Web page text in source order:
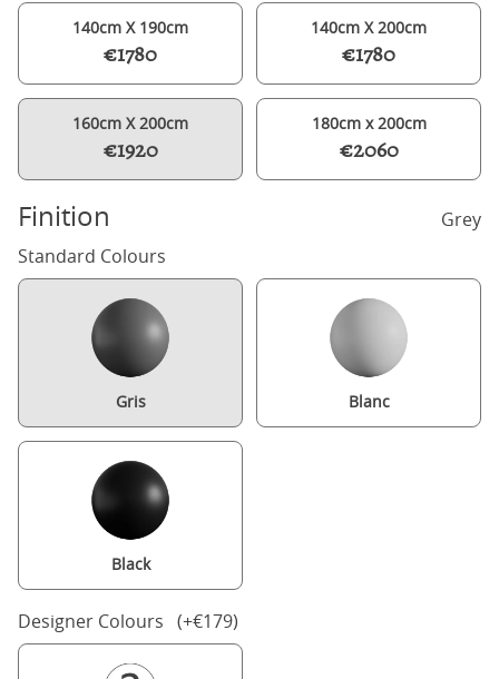
140cm X 190cm
€1780
140cm X 200cm
€1780
160cm X 200cm
€1920
180cm x 200cm
€2060
Finition
Grey
Standard Colours
Gris Blanc
Black
Designer Colours (+€179)